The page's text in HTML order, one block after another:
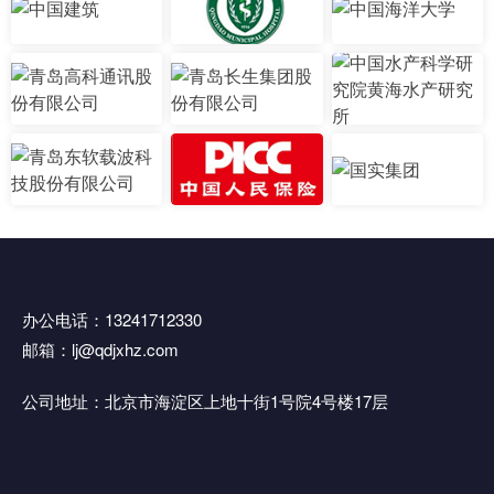
办公电话：13241712330
邮箱：lj@qdjxhz.com
公司地址：北京市海淀区上地十街1号院4号楼17层